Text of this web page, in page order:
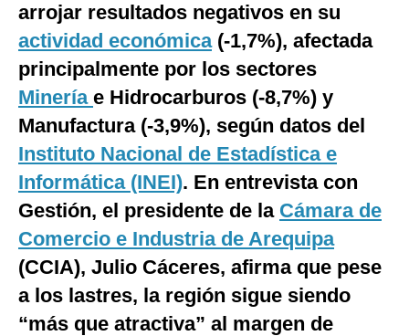
Mix
G de Gestión
Notas Contratadas
Podcast
Gestión TV
Videos
Fotogalerías
gestion.pe
arrojar resultados negativos en su
actividad económica(-1,7%), afectada
principalmente por los sectores
Minería e Hidrocarburos (-8,7%) y
Manufactura (-3,9%), según datos del
Instituto Nacional de Estadística e
Informática (INEI). En entrevista con
Gestión, el presidente de la Cámara de
Comercio e Industria de Arequipa
(CCIA), Julio Cáceres, afirma que pese
a los lastres, la región sigue siendo
“más que atractiva” al margen de